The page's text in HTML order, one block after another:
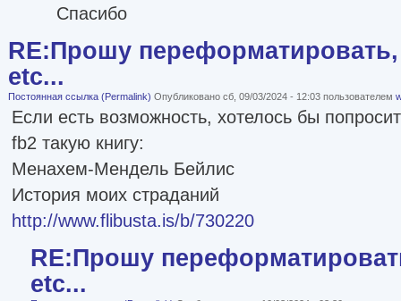
Спасибо
RE:Прошу переформатировать,
etc...
Постоянная ссылка (Permalink) Опубликовано сб, 09/03/2024 - 12:03 пользователем
Если есть возможность, хотелось бы
fb2 такую книгу:
Менахем-Мендель Бейлис
История моих страданий
http://www.flibusta.is/b/730220
RE:Прошу
etc...